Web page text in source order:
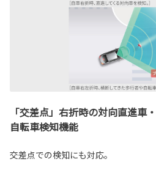
「交差点」右折時の対向直進車
自転車検知機能
交差点での検知にも対応。